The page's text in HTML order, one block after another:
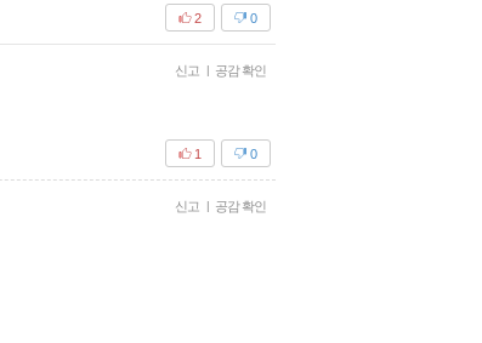
0
2
신고 | 공감 확인
0
1
신고 | 공감 확인